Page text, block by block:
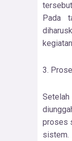
Pada
3.
proses
sistem.